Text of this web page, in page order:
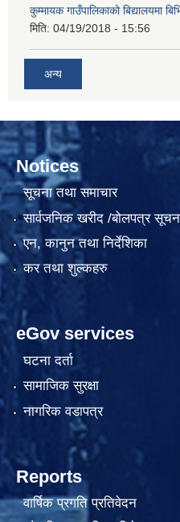
कुम्मायक गाउँपालिकाको बिद्यालयमा
मिति: 04/19/2018 - 15:56
अन्य
Notices
सूचना तथा समाचार
सार्वजनिक खरीद /बोलपत्र
एन, कानुन तथा निर्देशिका
कर तथा शुल्कहरु
eGov services
घटना दर्ता
सामाजिक सुरक्षा
नागरिक वडापत्र
Reports
वार्षिक प्रगति प्रतिवेदन